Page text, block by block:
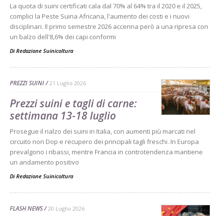
La quota di suini certificati cala dal 70% al 64% tra il 2020 e il 2025,
complici la Peste Suina Africana, l'aumento dei costi e i nuovi
disciplinari. Il primo semestre 2026 accenna però a una ripresa con
un balzo dell'8,6% dei capi conformi
Di Redazione Suinicoltura -
PREZZI SUINI 21 Luglio 2026
Prezzi suini e tagli di carne:
settimana 13-18 luglio
Prosegue il rialzo dei suini in Italia, con aumenti più marcati nel
circuito non Dop e recupero dei principali tagli freschi. In Europa
prevalgono i ribassi, mentre Francia in controtendenza mantiene
un andamento positivo
Di Redazione Suinicoltura -
FLASH NEWS 20 Luglio 2026